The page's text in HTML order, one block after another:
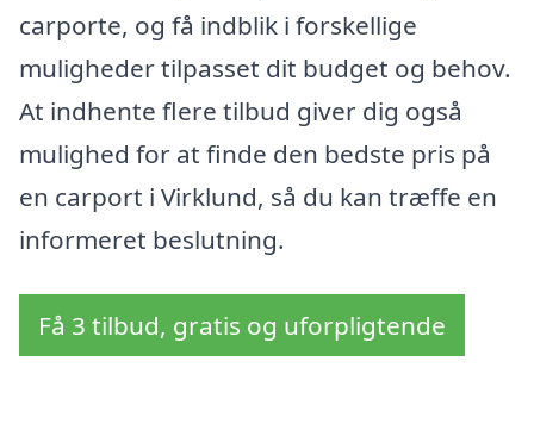
carporte, og få indblik i forskellige
muligheder tilpasset dit budget og behov.
At indhente flere tilbud giver dig også
mulighed for at finde den bedste pris på
en carport i Virklund, så du kan træffe en
informeret beslutning.
Få 3 tilbud, gratis og uforpligtende